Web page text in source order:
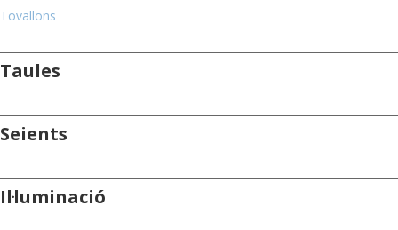
Tovallons
Taules
Seients
Il·luminació